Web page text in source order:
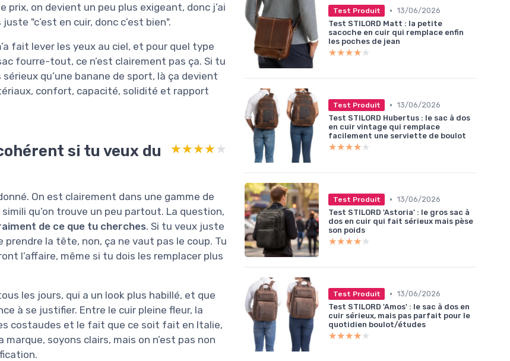
on devient un peu plus exigeant, donc j’ai
"c’est en cuir, donc c’est bien".
fait lever les yeux au ciel, et pour quel type
fourre-tout, ce n’est clairement pas ça. Si tu
qu’une banane de sport, là ça devient
confort, capacité, solidité et rapport
si tu veux du
★★★★★
★★★★★
On est clairement dans une gamme de
qu’on trouve un peu partout. La question,
de ce que tu cherches. Si tu veux juste
la tête, non, ça ne vaut pas le coup. Tu
l’affaire, même si tu dois les remplacer plus
les jours, qui a un look plus habillé, et que
à se justifier. Entre le cuir pleine fleur, la
costaudes et le fait que ce soit fait en Italie,
soyons clairs, mais on n’est pas non
Test Produit • 13/06/2026
Test STILORD Matt : la petite
sacoche en cuir qui remplace enfin
les poches de jean
★★★★★
★★★★★
Test Produit • 13/06/2026
Test STILORD Hubertus : le sac à dos
en cuir vintage qui remplace
facilement une serviette de boulot
★★★★★
★★★★★
Test Produit • 13/06/2026
Test STILORD 'Astoria' : le gros sac à
dos en cuir qui fait sérieux mais pèse
son poids
★★★★★
★★★★★
Test Produit • 13/06/2026
Test STILORD 'Amos' : le sac à dos en
cuir sérieux, mais pas parfait pour le
quotidien boulot/études
★★★★★
★★★★★